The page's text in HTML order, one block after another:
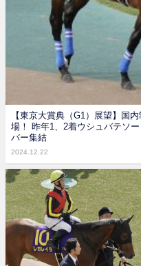
【東京大賞典（G1）展望】国
場！ 昨年1、2着ウシュバテソ
バー集結
2024.12.22